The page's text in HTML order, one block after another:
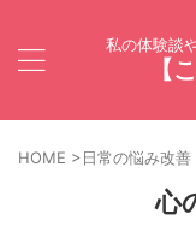
私の体験談
【
HOME >日常の悩み改善
心